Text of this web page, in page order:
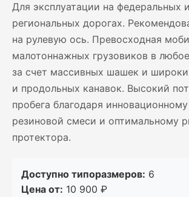
Для эксплуатации на федеральных и
региональных дорогах.
на рулевую ось. Превосходная
малотоннажных грузовиков в
за счет массивных шашек и
и продольных канавок. Высокий
пробега благодаря
резиновой смеси и оптимальному
протектора.
Доступно типоразмеров: 6
Цена от: 10 900 ₽